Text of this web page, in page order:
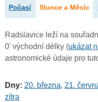
Počasí Slunce a Měsíc
Radslavice leží na
0' východní délky (ukázat
astronomické údaje pro
Dny: 20. března, 21.
zítra